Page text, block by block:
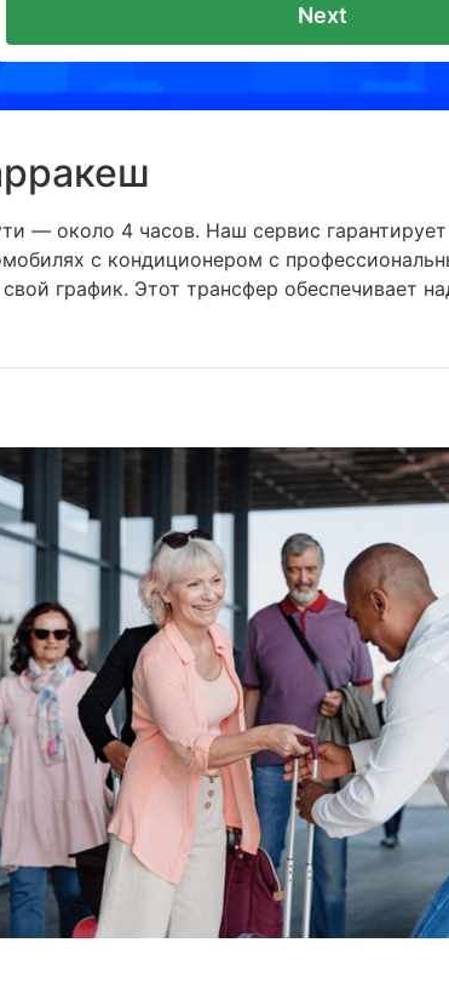
Next
— около 4 часов. Наш сервис гарантирует
с кондиционером с
график. Этот трансфер обеспечивает